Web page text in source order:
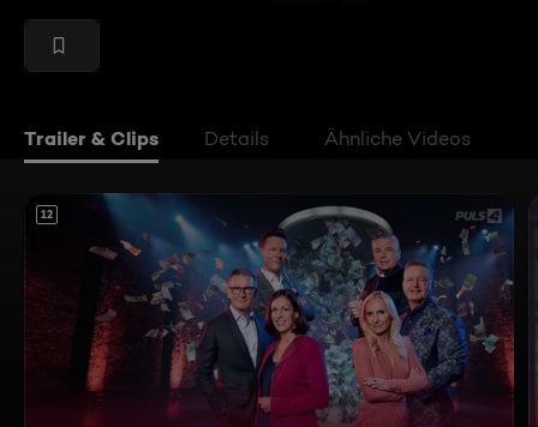
Trailer & Clips Details Ähnliche Videos
12